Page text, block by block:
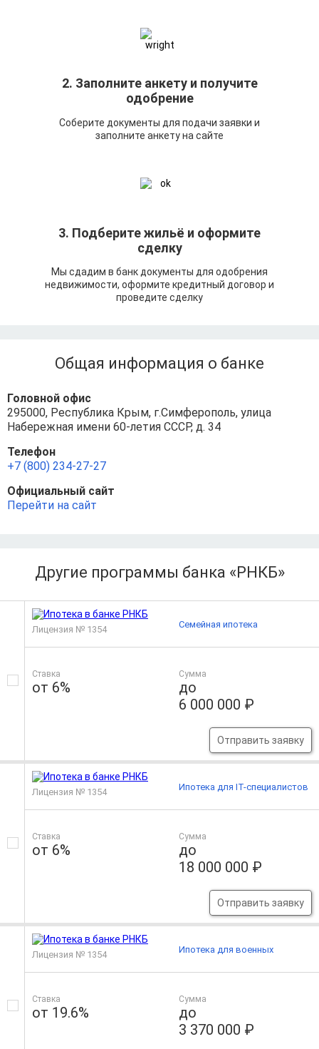
2. Заполните анкету и получите
одобрение
Соберите документы для подачи заявки и
заполните анкету на сайте
3. Подберите жильё и оформите
сделку
Мы сдадим в банк документы для одобрения
недвижимости, оформите кредитный договор и
проведите сделку
Общая информация о банке
Головной офис
295000, Республика Крым, г.Симферополь, улица
Набережная имени 60-летия СССР, д. 34
Телефон
+7 (800) 234-27-27
Официальный сайт
Перейти на сайт
Другие программы банка «РНКБ»
Лицензия № 1354
Ставка
от 6%
Сумма
до
6 000 000 ₽
Отправить заявку
Семейная ипотека
Лицензия № 1354
Ставка
от 6%
Сумма
до
18 000 000 ₽
Отправить заявку
Ипотека для IT-специалистов
Лицензия № 1354
Ставка
от 19.6%
Сумма
до
3 370 000 ₽
Ипотека для военных